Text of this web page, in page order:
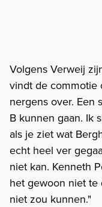
Volgens Verweij
vindt de commotie
nergens over. Een
B kunnen gaan. Ik
als je ziet wat
echt heel ver
niet kan. Kenneth
het gewoon niet te
niet zou kunnen."